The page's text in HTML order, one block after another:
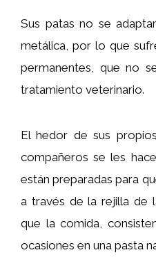
Sus patas no se
metálica, por lo que
permanentes, que no
tratamiento veterinario.
El hedor de sus
compañeros se les
están preparadas para
a través de la rejilla de
que la comida,
ocasiones en una pasta